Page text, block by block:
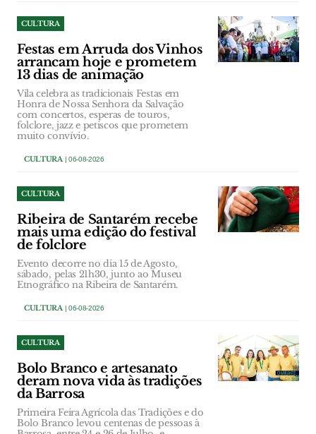
CULTURA
Festas em Arruda dos Vinhos
arrancam hoje e prometem
13 dias de animação
Vila celebra as tradicionais Festas em
Honra de Nossa Senhora da Salvação
com concertos, esperas de touros,
folclore, jazz e petiscos que prometem
muito convívio.
CULTURA| 06-08-2026
CULTURA
Ribeira de Santarém recebe
mais uma edição do festival
de folclore
Evento decorre no dia 15 de Agosto,
sábado, pelas 21h30, junto ao Museu
Etnográfico na Ribeira de Santarém.
CULTURA| 06-08-2026
CULTURA
Bolo Branco e artesanato
deram nova vida às tradições
da Barrosa
Primeira Feira Agrícola das Tradições e do
Bolo Branco levou centenas de pessoas à